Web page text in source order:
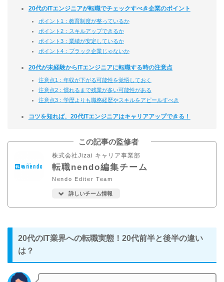
20代のITエンジニアが転職でチェックすべき企業のポイント
ポイント1：教育制度が整っているか
ポイント2：スキルアップできるか
ポイント3：業績が安定しているか
ポイント4：ブラック企業じゃないか
20代が未経験からITエンジニアに転職する時の注意点
注意点1：年収が下がる可能性を覚悟しておく
注意点2：慣れるまで残業が多い可能性がある
注意点3：学歴よりも職務経歴やスキルをアピールすべき
コツを知れば、20代ITエンジニアはキャリアアップできる！
この記事の監修者
株式会社Jizai キャリア事業部
転職nendo編集チーム
Nendo Editer Team
詳しいチーム情報
20代のIT業界への転職実態！20代前半と後半の違い
は？